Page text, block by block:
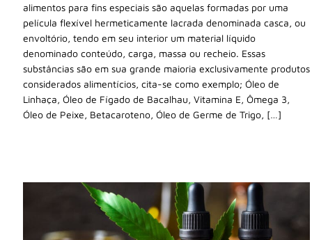
alimentos para fins especiais são aquelas formadas por uma
película flexível hermeticamente lacrada denominada casca, ou
envoltório, tendo em seu interior um material líquido
denominado conteúdo, carga, massa ou recheio. Essas
substâncias são em sua grande maioria exclusivamente produtos
considerados alimentícios, cita-se como exemplo; Óleo de
Linhaça, Óleo de Fígado de Bacalhau, Vitamina E, Ômega 3,
Óleo de Peixe, Betacaroteno, Óleo de Germe de Trigo, […]